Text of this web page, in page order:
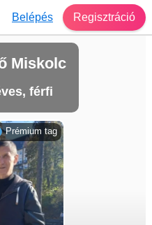
Belépés Regisztráció
Miskolc
férfi
Prémium tag